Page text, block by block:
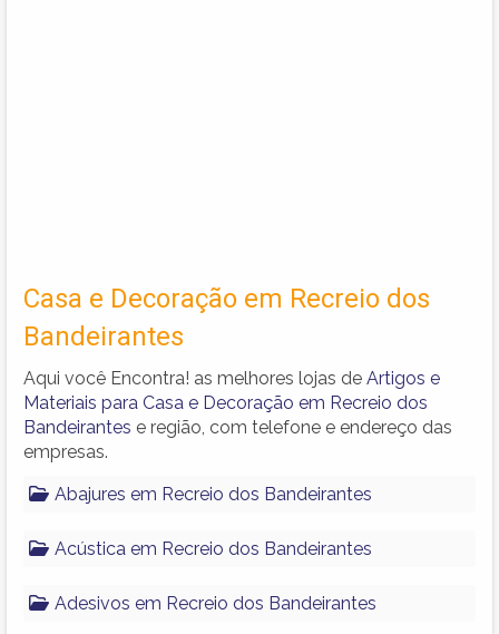
Casa e Decoração em Recreio dos
Bandeirantes
Aqui você Encontra! as melhores lojas de Artigos e
Materiais para Casa e Decoração em Recreio dos
Bandeirantes e região, com telefone e endereço das
empresas.
Abajures em Recreio dos Bandeirantes
Acústica em Recreio dos Bandeirantes
Adesivos em Recreio dos Bandeirantes